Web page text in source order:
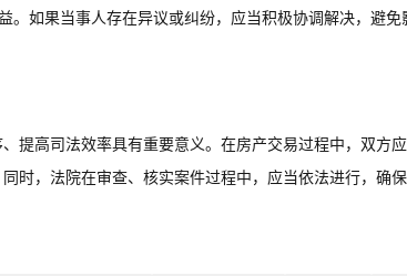
如果当事人存在异议或纠纷，应当积极协调解决，避免
提高司法效率具有重要意义。在房产交易过程中，双方
时，法院在审查、核实案件过程中，应当依法进行，确